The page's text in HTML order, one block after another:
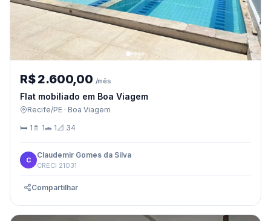
R$ 2.600,00 /mês
Flat mobiliado em Boa Viagem
Recife/PE · Boa Viagem
🛏 1 🚿 1🚗 1📐 34
C
Claudemir Gomes da Silva
CRECI 21031
Compartilhar